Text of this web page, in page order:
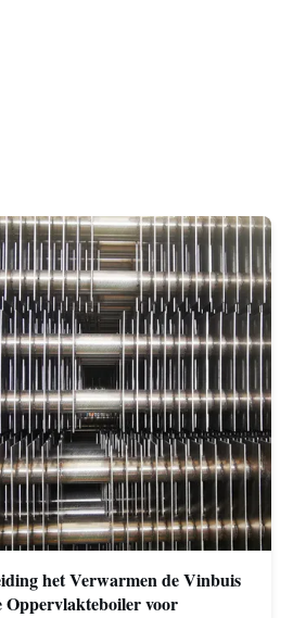
het Verwarmen de Vinbuis
Oppervlakteboiler voor